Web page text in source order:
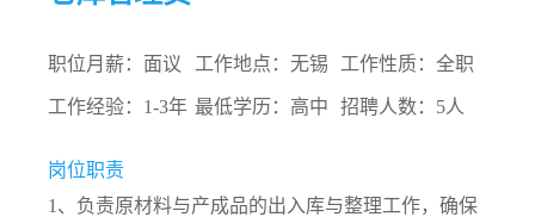
职位月薪：面议 工作地点：无锡 工作性质：全职
工作经验：1-3年 最低学历：高中 招聘人数：5人
岗位职责
1、负责原材料与产成品的出入库与整理工作，确保